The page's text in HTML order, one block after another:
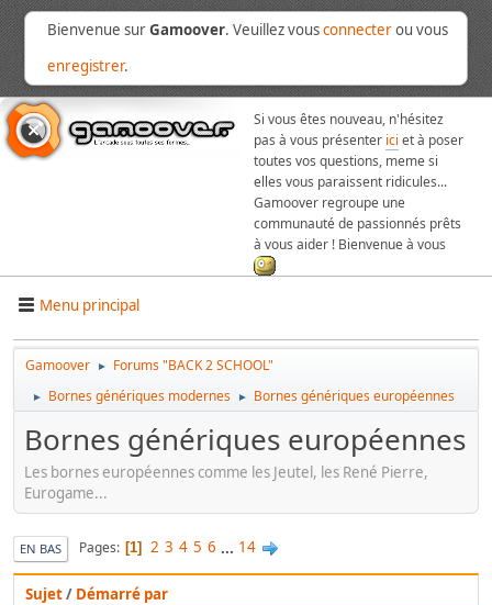
Bienvenue surGamoover. Veuillez vousconnecterou vous
enregistrer.
Si vous êtes nouveau, n'hésitez
pas à vous présenter ici et à poser
toutes vos questions, meme si
elles vous paraissent ridicules...
Gamoover regroupe une
communauté de passionnés prêts
à vous aider ! Bienvenue à vous
Menu principal
Gamoover ► Forums "BACK 2 SCHOOL"
► Bornes génériques modernes ► Bornes génériques européennes
Bornes génériques européennes
Les bornes européennes comme les Jeutel, les René Pierre,
Eurogame...
EN BAS Pages 1 2 3 4 5 6 ... 14
Sujet/ Démarré par